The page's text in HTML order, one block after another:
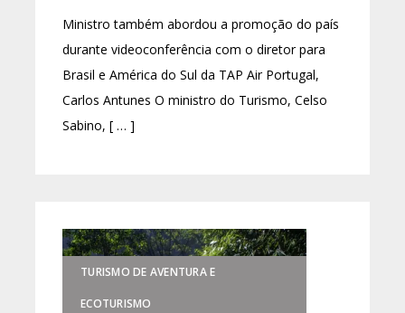
Ministro também abordou a promoção do país
durante videoconferência com o diretor para
Brasil e América do Sul da TAP Air Portugal,
Carlos Antunes O ministro do Turismo, Celso
Sabino, [ … ]
TURISMO DE AVENTURA E
ECOTURISMO